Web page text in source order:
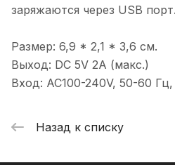
заряжаются через USB порт.
Размер: 6,9 * 2,1 * 3,6 см.
Выход: DC 5V 2A (макс.)
Вход: AC100-240V, 50-60 Гц,
Назад к списку